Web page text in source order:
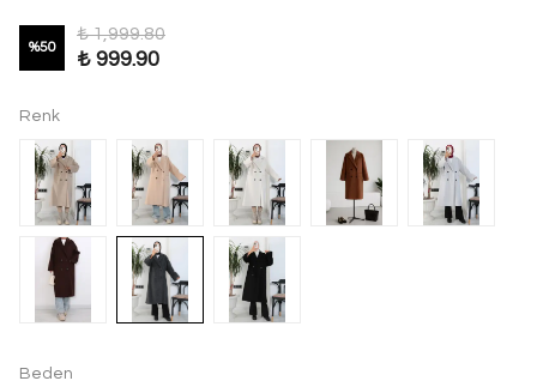
%50
₺ 1,999.80
₺ 999.90
Renk
Beden